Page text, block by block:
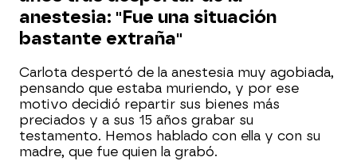
anestesia: "Fue una situación
bastante extraña"
Carlota despertó de la anestesia muy agobiada,
pensando que estaba muriendo, y por ese
motivo decidió repartir sus bienes más
preciados y a sus 15 años grabar su
testamento. Hemos hablado con ella y con su
madre, que fue quien la grabó.